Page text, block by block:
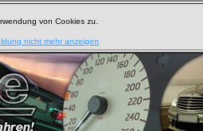
von Cookies zu.
nicht mehr anzeigen